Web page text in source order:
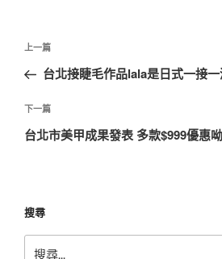
文
導
覽
上
一
文
章
上一篇
台北接睫毛作品lala是日式一接
下
一
下一篇
台北市美甲成果發表 多款$999優惠呦
搜尋